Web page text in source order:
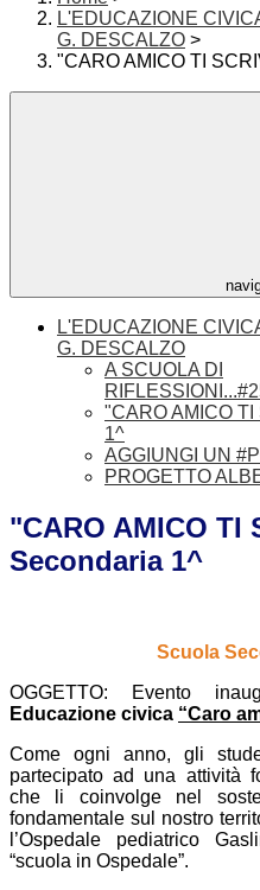
L'EDUCAZIONE
G. DESCALZO >
"CARO AMICO TI
L'EDUCAZIONE
G. DESCALZO
A SCUOLA DI
"CARO AMICO
1^
AGGIUNGI UN
PROGETTO
"CARO AMICO TI
Secondaria 1^
Scuola
OGGETTO: Evento
Educazione civica “Caro
Come ogni anno, gli
partecipato ad una attività
che li coinvolge nel
fondamentale sul nostro
l’Ospedale pediatrico
“scuola in Ospedale”.